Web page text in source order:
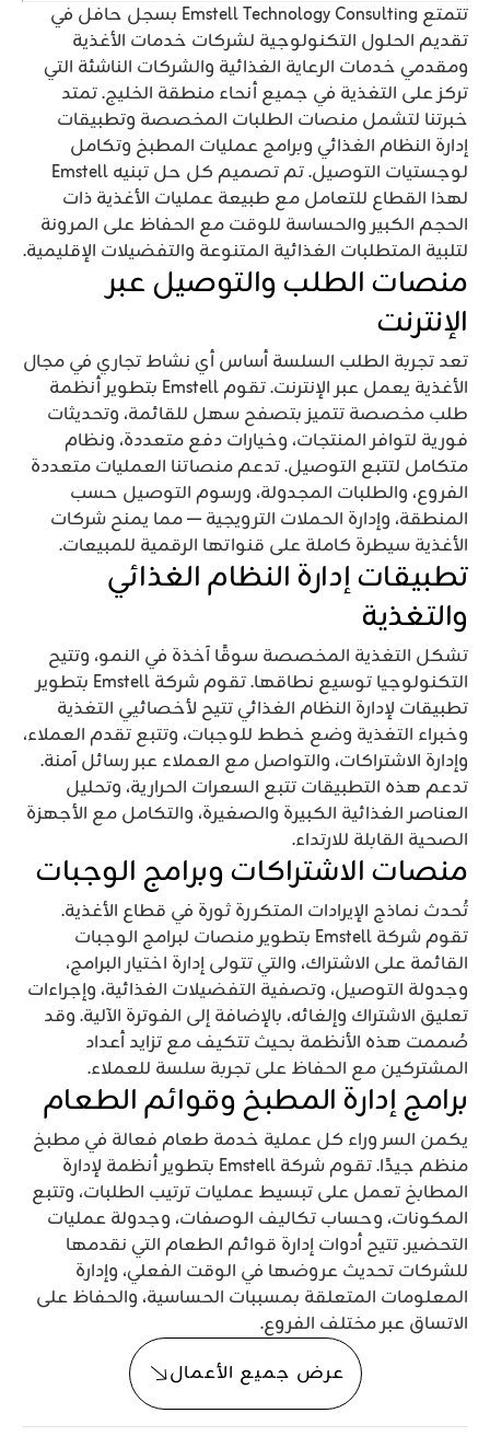
تتمتع Emstell Technology Consulting بسجل حافل في
تقديم الحلول التكنولوجية لشركات خدمات الأغذية
ومقدمي خدمات الرعاية الغذائية والشركات الناشئة التي
تركز على التغذية في جميع أنحاء منطقة الخليج. تمتد
خبرتنا لتشمل منصات الطلبات المخصصة وتطبيقات
إدارة النظام الغذائي وبرامج عمليات المطبخ وتكامل
لوجستيات التوصيل. تم تصميم كل حل تبنيه Emstell
لهذا القطاع للتعامل مع طبيعة عمليات الأغذية ذات
الحجم الكبير والحساسة للوقت مع الحفاظ على المرونة
لتلبية المتطلبات الغذائية المتنوعة والتفضيلات الإقليمية.
منصات الطلب والتوصيل عبر
الإنترنت
تعد تجربة الطلب السلسة أساس أي نشاط تجاري في مجال
الأغذية يعمل عبر الإنترنت. تقوم Emstell بتطوير أنظمة
طلب مخصصة تتميز بتصفح سهل للقائمة، وتحديثات
فورية لتوافر المنتجات، وخيارات دفع متعددة، ونظام
متكامل لتتبع التوصيل. تدعم منصاتنا العمليات متعددة
الفروع، والطلبات المجدولة، ورسوم التوصيل حسب
المنطقة، وإدارة الحملات الترويجية — مما يمنح شركات
الأغذية سيطرة كاملة على قنواتها الرقمية للمبيعات.
تطبيقات إدارة النظام الغذائي
والتغذية
تشكل التغذية المخصصة سوقًا آخذة في النمو، وتتيح
التكنولوجيا توسيع نطاقها. تقوم شركة Emstell بتطوير
تطبيقات لإدارة النظام الغذائي تتيح لأخصائيي التغذية
وخبراء التغذية وضع خطط للوجبات، وتتبع تقدم العملاء،
وإدارة الاشتراكات، والتواصل مع العملاء عبر رسائل آمنة.
تدعم هذه التطبيقات تتبع السعرات الحرارية، وتحليل
العناصر الغذائية الكبيرة والصغيرة، والتكامل مع الأجهزة
الصحية القابلة للارتداء.
منصات الاشتراكات وبرامج الوجبات
تُحدث نماذج الإيرادات المتكررة ثورة في قطاع الأغذية.
تقوم شركة Emstell بتطوير منصات لبرامج الوجبات
القائمة على الاشتراك، والتي تتولى إدارة اختيار البرامج،
وجدولة التوصيل، وتصفية التفضيلات الغذائية، وإجراءات
تعليق الاشتراك وإلغائه، بالإضافة إلى الفوترة الآلية. وقد
صُممت هذه الأنظمة بحيث تتكيف مع تزايد أعداد
المشتركين مع الحفاظ على تجربة سلسة للعملاء.
برامج إدارة المطبخ وقوائم الطعام
يكمن السر وراء كل عملية خدمة طعام فعالة في مطبخ
منظم جيدًا. تقوم شركة Emstell بتطوير أنظمة لإدارة
المطابخ تعمل على تبسيط عمليات ترتيب الطلبات، وتتبع
المكونات، وحساب تكاليف الوصفات، وجدولة عمليات
التحضير. تتيح أدوات إدارة قوائم الطعام التي نقدمها
للشركات تحديث عروضها في الوقت الفعلي، وإدارة
المعلومات المتعلقة بمسببات الحساسية، والحفاظ على
الاتساق عبر مختلف الفروع.
عرض جميع الأعمال